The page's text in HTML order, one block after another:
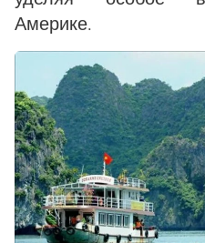
Америке.